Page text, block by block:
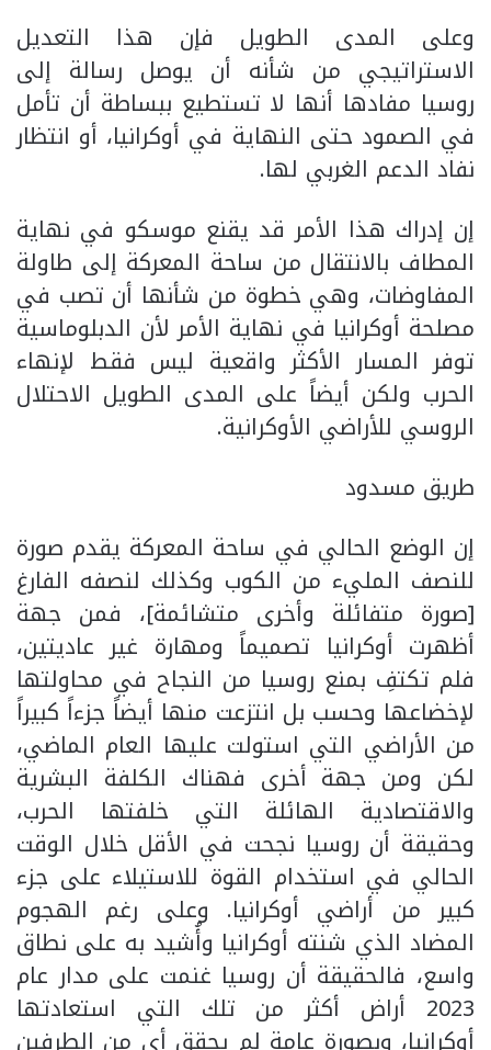
وعلى المدى الطويل فإن هذا التعديل
الاستراتيجي من شأنه أن يوصل رسالة إلى
روسيا مفادها أنها لا تستطيع ببساطة أن تأمل
في الصمود حتى النهاية في أوكرانيا، أو انتظار
نفاد الدعم الغربي لها.
إن إدراك هذا الأمر قد يقنع موسكو في نهاية
المطاف بالانتقال من ساحة المعركة إلى طاولة
المفاوضات، وهي خطوة من شأنها أن تصب في
مصلحة أوكرانيا في نهاية الأمر لأن الدبلوماسية
توفر المسار الأكثر واقعية ليس فقط لإنهاء
الحرب ولكن أيضاً على المدى الطويل الاحتلال
الروسي للأراضي الأوكرانية.
طريق مسدود
إن الوضع الحالي في ساحة المعركة يقدم صورة
للنصف المليء من الكوب وكذلك لنصفه الفارغ
[صورة متفائلة وأخرى متشائمة]، فمن جهة
أظهرت أوكرانيا تصميماً ومهارة غير عاديتين،
فلم تكتفِ بمنع روسيا من النجاح في محاولتها
لإخضاعها وحسب بل انتزعت منها أيضاً جزءاً كبيراً
من الأراضي التي استولت عليها العام الماضي،
لكن ومن جهة أخرى فهناك الكلفة البشرية
والاقتصادية الهائلة التي خلفتها الحرب،
وحقيقة أن روسيا نجحت في الأقل خلال الوقت
الحالي في استخدام القوة للاستيلاء على جزء
كبير من أراضي أوكرانيا. وعلى رغم الهجوم
المضاد الذي شنته أوكرانيا وأُشيد به على نطاق
واسع، فالحقيقة أن روسيا غنمت على مدار عام
2023 أراض أكثر من تلك التي استعادتها
أوكرانيا، وبصورة عامة لم يحقق أي من الطرفين